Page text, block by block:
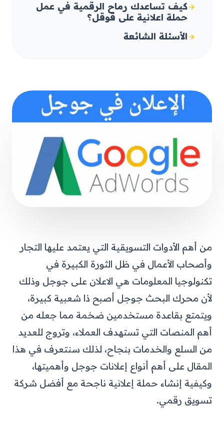
كيف تساعدك رماح الرقمية في عمل
حملة اعلانية على قوقل؟
الأسئلة الشائعة
من أهم الأدوات التسويقية التي يعتمد عليها التجار
وأصحاب الأعمال في ظل الثورة الكبيرة في
تكنولوجيا المعلومات هي الاعلان على جوجل وذلك
لأن محرك البحث جوجل أصبح ذا شعبية كبيرة،
ويتمتع بقاعدة مستخدمين ضخمة مما جعله من
أهم المنصات التي تستهدف العملاء، وتروج للعديد
من السلع والخدمات بنجاح، لذلك سنتعرف في هذا
المقال على أهم أنواع إعلانات جوجل وأهميتها،
وكيفية إنشاء حملة إعلانية ناجحة مع أفضل شركة
تسويق رقمي.